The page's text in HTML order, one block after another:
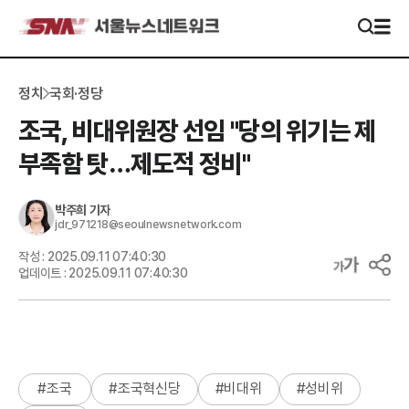
정치 국회·정당
조국, 비대위원장 선임 "당의 위기는 제
부족함 탓…제도적 정비"
박주희 기자
jdr_971218@seoulnewsnetwork.com
작성 : 2025.09.11 07:40:30
업데이트 : 2025.09.11 07:40:30
#조국 #조국혁신당 #비대위 #성비위